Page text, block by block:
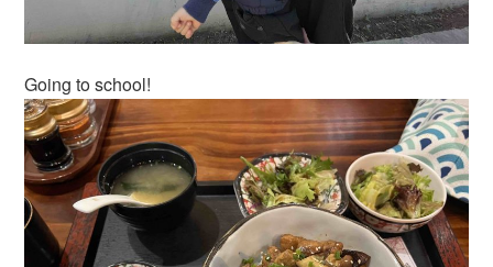
Going to school!